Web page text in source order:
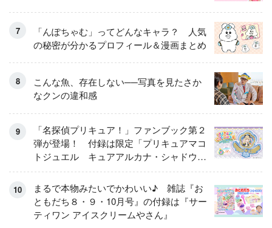
「んぽちゃむ」ってどんなキャラ？ 人気
の秘密が分かるプロフィール＆漫画まとめ
こんな魚、存在しない──写真を見たさか
なクンの違和感
「名探偵プリキュア！」ファンブック第２
弾が登場！ 付録は限定「プリキュアマコ
トジュエル キュアアルカナ・シャドウ
アイスver.」 キュアエクレールを大特
集！
まるで本物みたいでかわいい♪ 雑誌『お
ともだち８・９・10月号』の付録は『サー
ティワン アイスクリームやさん』